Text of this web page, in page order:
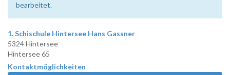
bearbeitet.
1. Schischule Hintersee Hans Gassner
5324 Hintersee
Hintersee 65
Kontaktmöglichkeiten